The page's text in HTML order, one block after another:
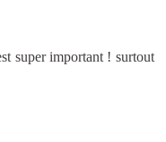
super important ! surtout